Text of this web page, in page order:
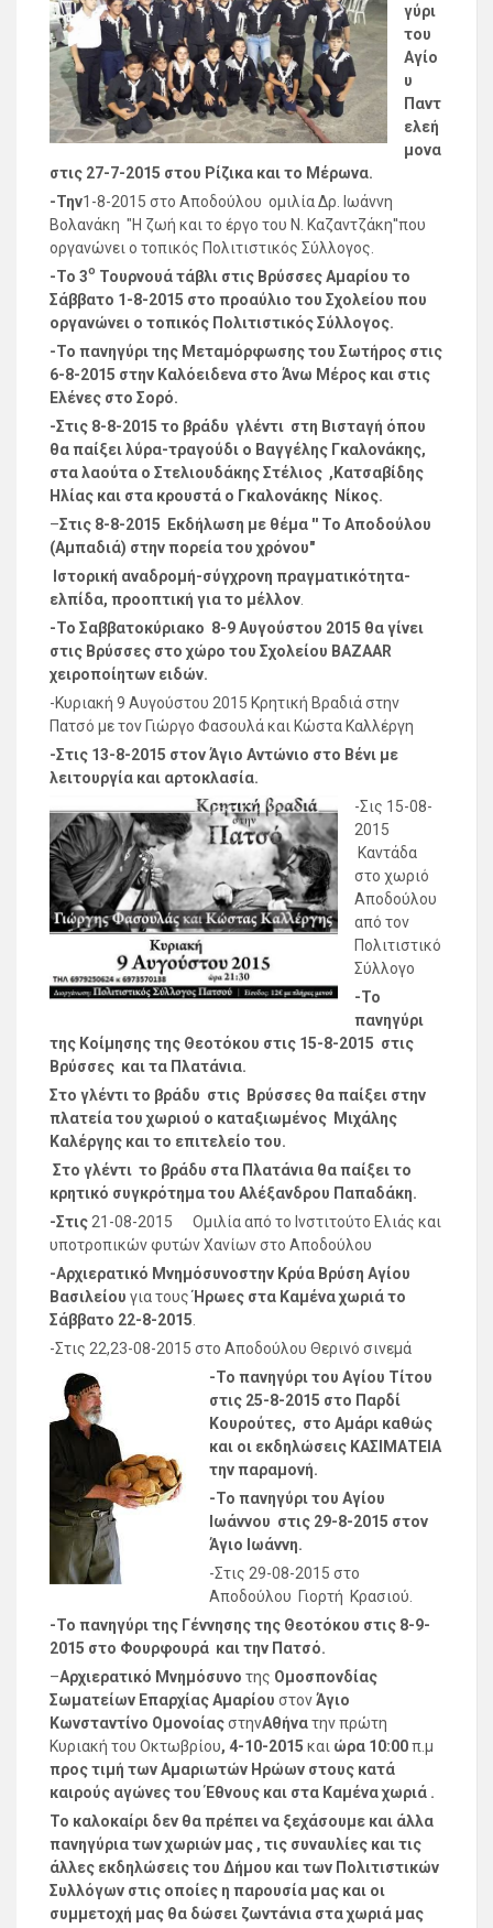
γύρι
του
Αγίο
υ
Παντ
ελεή
μονα
στις 27-7-2015 στου Ρίζικα και το Μέρωνα.
-Την1-8-2015 στο Αποδούλου ομιλία Δρ. Ιωάννη
Βολανάκη "Η ζωή και το έργο του Ν. Καζαντζάκη''που
οργανώνει ο τοπικός Πολιτιστικός Σύλλογος.
-Το 3ο Τουρνουά τάβλι στις Βρύσσες Αμαρίου το
Σάββατο 1-8-2015 στο προαύλιο του Σχολείου που
οργανώνει ο τοπικός Πολιτιστικός Σύλλογος.
-Το πανηγύρι της Μεταμόρφωσης του Σωτήρος στις
6-8-2015 στην Καλόειδενα στο Άνω Μέρος και στις
Ελένες στο Σορό.
-Στις 8-8-2015 το βράδυ γλέντι στη Βισταγή όπου
θα παίξει λύρα-τραγούδι ο Βαγγέλης Γκαλονάκης,
στα λαούτα ο Στελιουδάκης Στέλιος ,Κατσαβίδης
Ηλίας και στα κρουστά ο Γκαλονάκης Νίκος.
–Στις 8-8-2015 Εκδήλωση με θέμα '' Το Αποδούλου
(Αμπαδιά) στην πορεία του χρόνου"
Ιστορική αναδρομή-σύγχρονη πραγματικότητα-
ελπίδα, προοπτική για το μέλλον
-Το Σαββατοκύριακο 8-9 Αυγούστου 2015 θα γίνει
στις Βρύσσες στο χώρο του Σχολείου BAZAAR
χειροποίητων ειδών.
-Κυριακή 9 Αυγούστου 2015 Κρητική Βραδιά στην
Πατσό με τον Γιώργο Φασουλά και Κώστα Καλλέργη
-Στις 13-8-2015 στον Άγιο Αντώνιο στο Βένι με
λειτουργία και αρτοκλασία.
-Σις 15-08-
2015
Καντάδα
στο χωριό
Αποδούλου
από τον
Πολιτιστικό
Σύλλογο
-Το
πανηγύρι
της Κοίμησης της Θεοτόκου στις 15-8-2015 στις
Βρύσσες και τα Πλατάνια.
Στο γλέντι το βράδυ στις Βρύσσες θα παίξει στην
πλατεία του χωριού ο καταξιωμένος Μιχάλης
Καλέργης και το επιτελείο του.
Στο γλέντι το βράδυ στα Πλατάνια θα παίξει το
κρητικό συγκρότημα του Αλέξανδρου Παπαδάκη.
-Στις 21-08-2015 Ομιλία από το Ινστιτούτο Ελιάς και
υποτροπικών φυτών Χανίων στο Αποδούλου
-Αρχιερατικό Μνημόσυνοστην Κρύα Βρύση Αγίου
Βασιλείου για τουςΉρωες στα Καμένα χωριάτο
Σάββατο 22-8-2015
-Στις 22,23-08-2015 στο Αποδούλου Θερινό σινεμά
-Το πανηγύρι του Αγίου Τίτου
στις 25-8-2015 στο Παρδί
Κουρούτες, στο Αμάρι καθώς
και οι εκδηλώσεις ΚΑΣΙΜΑΤΕΙΑ
την παραμονή.
-Το πανηγύρι του Αγίου
Ιωάννου στις 29-8-2015 στον
Άγιο Ιωάννη.
-Στις 29-08-2015 στο
Αποδούλου Γιορτή Κρασιού.
-Το πανηγύρι της Γέννησης της Θεοτόκου στις 8-9-
2015 στο Φουρφουρά και την Πατσό.
–Αρχιερατικό Μνημόσυνο της Ομοσπονδίας
Σωματείων ΕπαρχίαςΑμαρίου στονΆγιο
Κωνσταντίνο ΟμονοίαςστηνΑθήνατην πρώτη
Κυριακή του Οκτωβρίου, 4-10-2015 και ώρα 10:00π.μ
προς τιμή των Αμαριωτών Ηρώων στους κατά
καιρούς αγώνες του Έθνους και στα Καμένα χωριά .
Το καλοκαίρι δεν θα πρέπει να ξεχάσουμε και άλλα
πανηγύρια των χωριών μας , τις συναυλίες και τις
άλλες εκδηλώσεις του Δήμου και των Πολιτιστικών
Συλλόγων στις οποίες η παρουσία μας και οι
συμμετοχή μας θα δώσει ζωντάνια στα χωριά μας